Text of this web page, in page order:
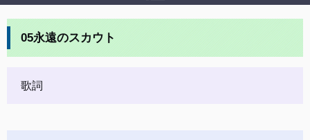
05永遠のスカウト
歌詞